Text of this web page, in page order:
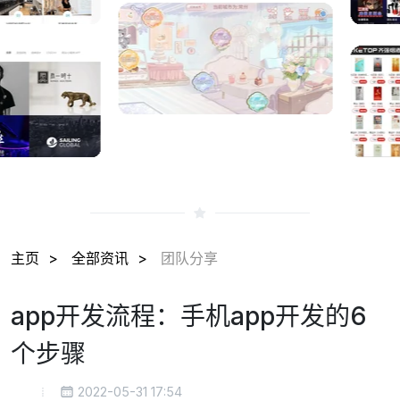
主页 全部资讯 团队分享
app开发流程：手机app开发的6
个步骤
2022-05-31 17:54